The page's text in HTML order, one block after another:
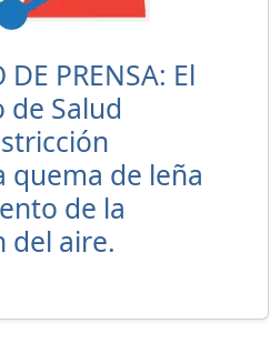
PRENSA: El
Salud
quema de leña
de la
del aire.